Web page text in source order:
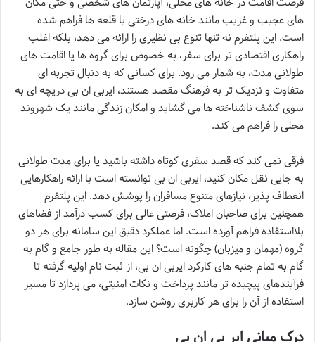
های عجیب و غریب مانند خانه های درختی یا قلعه ها فراهم شده
است. این پلتفرم نه تنها تنوع بی نظیری را ارائه می دهد، بلکه اغلب
راهکاری اقتصادی تر برای سفر، به خصوص برای گروه ها یا اقامت های
طولانی مدت، به شمار می رود. برای کسانی که به دنبال تجربه ای
متفاوت و نزدیک تر به فرهنگ مقصد هستند، ایربی ان بی دریچه ای به
سوی کشف ناشناخته ها می گشاید و امکان زندگی مانند یک شهروند
محلی را فراهم می کند.
فرقی نمی کند که قصد سفری کوتاه داشته باشید یا برای مدت طولانی
به جایی نقل مکان کنید، ایربی ان بی توانسته است با ارائه راهکارهایی
انعطاف پذیر، نیازهای متنوع مسافران را پوشش دهد. این پلتفرم
همچنین برای صاحبان املاک، فرصتی عالی برای کسب درآمد از فضاهای
بلااستفاده فراهم آورده است. اما عملکرد دقیق این سامانه برای هر دو
گروه (مهمان و میزبان) چگونه است؟ این مقاله به طور جامع و گام به
گام به تمام جنبه های کارکرد ایربی ان بی، از ثبت نام اولیه گرفته تا
فرآیندهای پیچیده تر مانند پرداخت و نکات امنیتی، می پردازد تا مسیر
استفاده از آن را برای هر کاربری روشن سازد.
درک مبانی ایر بی ان بی